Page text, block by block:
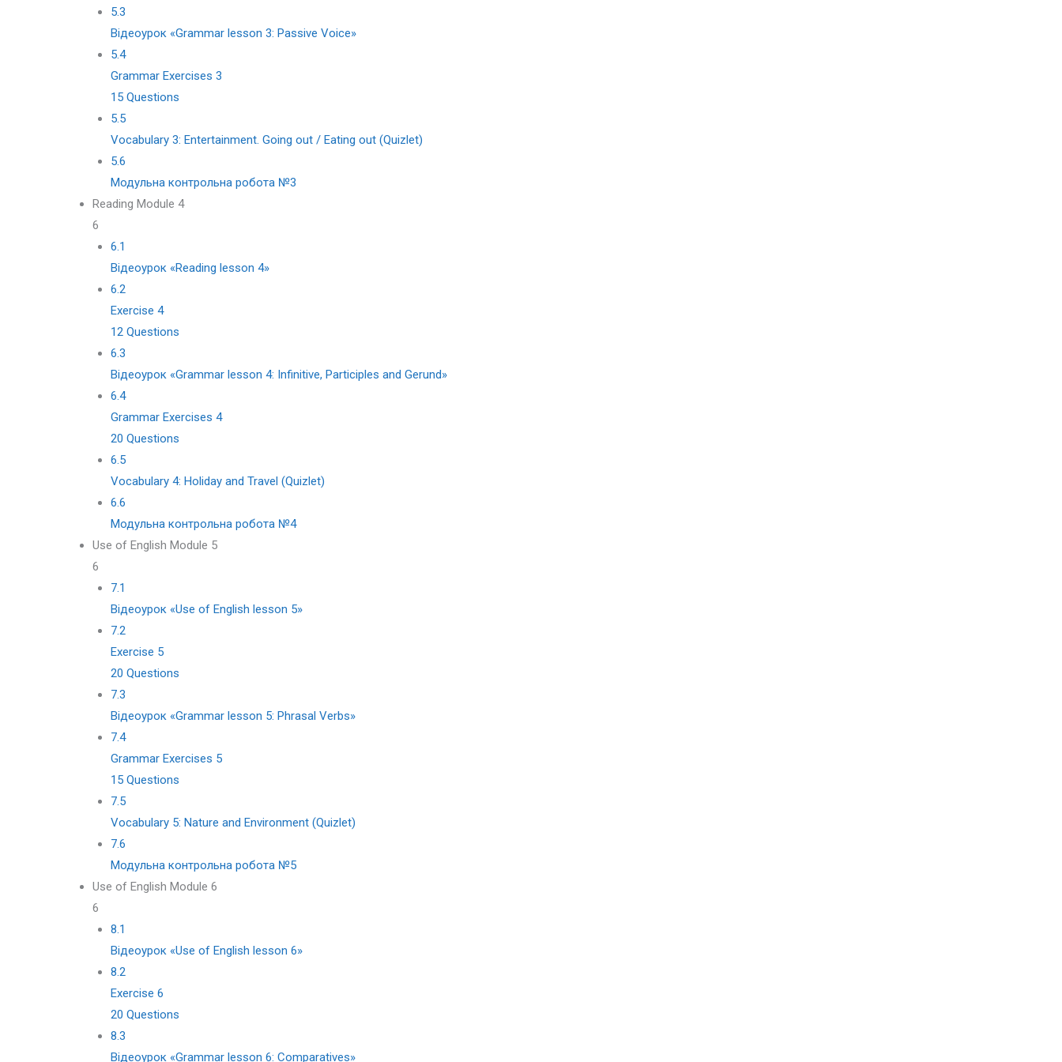
5.3
Відеоурок «Grammar lesson 3: Passive Voice»
5.4
Grammar Exercises 3
15 Questions
5.5
Vocabulary 3: Entertainment. Going out / Eating out (Quizlet)
5.6
Модульна контрольна робота №3
Reading Module 4
6
6.1
Відеоурок «Reading lesson 4»
6.2
Exercise 4
12 Questions
6.3
Відеоурок «Grammar lesson 4: Infinitive, Participles and Gerund»
6.4
Grammar Exercises 4
20 Questions
6.5
Vocabulary 4: Holiday and Travel (Quizlet)
6.6
Модульна контрольна робота №4
Use of English Module 5
6
7.1
Відеоурок «Use of English lesson 5»
7.2
Exercise 5
20 Questions
7.3
Відеоурок «Grammar lesson 5: Phrasal Verbs»
7.4
Grammar Exercises 5
15 Questions
7.5
Vocabulary 5: Nature and Environment (Quizlet)
7.6
Модульна контрольна робота №5
Use of English Module 6
6
8.1
Відеоурок «Use of English lesson 6»
8.2
Exercise 6
20 Questions
8.3
Відеоурок «Grammar lesson 6: Comparatives»